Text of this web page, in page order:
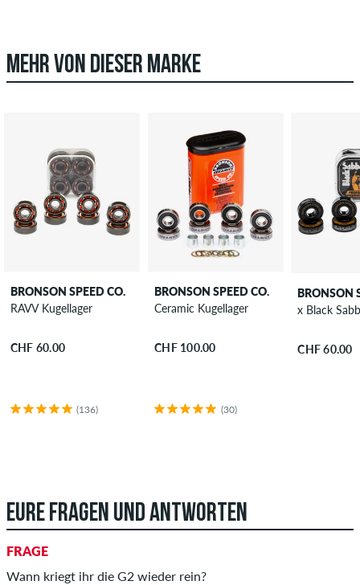
MEHR VON DIESER MARKE
BRONSON SPEED CO.
RAVV Kugellager
CHF 60.00
(136)
BRONSON SPEED CO.
Ceramic Kugellager
CHF 100.00
(30)
BRONSON
x Black
CHF 60.00
EURE FRAGEN UND ANTWORTEN
FRAGE
Wann kriegt ihr die G2 wieder rein?